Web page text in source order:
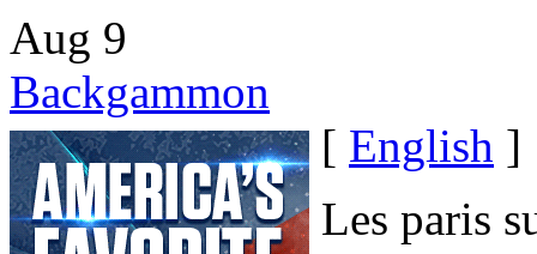
Aug 9
Backgammon
[ English ]
Les paris